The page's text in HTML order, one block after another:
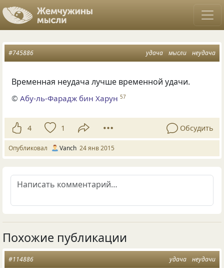
удача мысли неудача
#745886
Временная неудача лучше временной удачи.
©Абу-ль-Фарадж бин Харун 57
4 1 Обсудить
Опубликовал Vanch 24 янв 2015
Похожие публикации
удача неудачи
#114886